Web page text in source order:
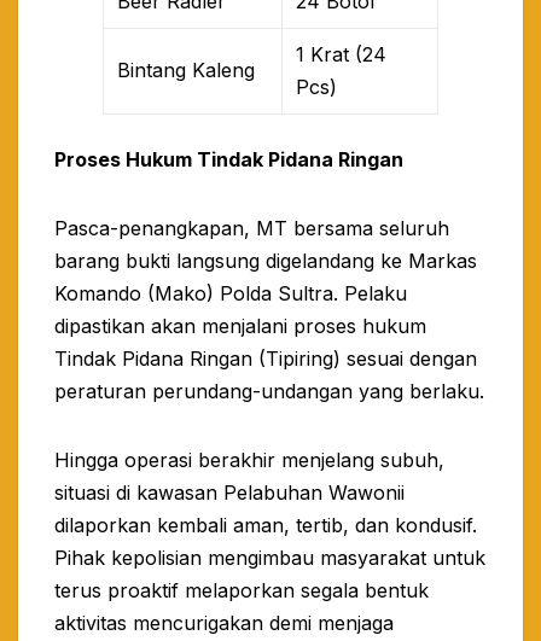
Bintang Kaleng
1 Krat (24
Pcs)
Proses Hukum Tindak Pidana Ringan
​Pasca-penangkapan, MT bersama seluruh
barang bukti langsung digelandang ke Markas
Komando (Mako) Polda Sultra. Pelaku
dipastikan akan menjalani proses hukum
Tindak Pidana Ringan (Tipiring) sesuai dengan
peraturan perundang-undangan yang berlaku.​
Hingga operasi berakhir menjelang subuh,
situasi di kawasan Pelabuhan Wawonii
dilaporkan kembali aman, tertib, dan kondusif.
Pihak kepolisian mengimbau masyarakat untuk
terus proaktif melaporkan segala bentuk
aktivitas mencurigakan demi menjaga